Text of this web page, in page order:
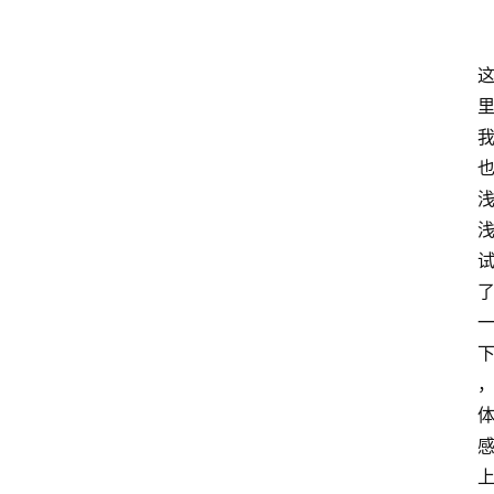
这
里
我
也
浅
浅
试
了
一
下
，
体
感
上